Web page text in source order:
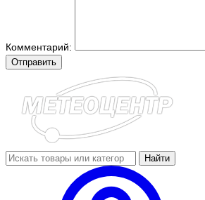
Комментарий:
Отправить
Найти